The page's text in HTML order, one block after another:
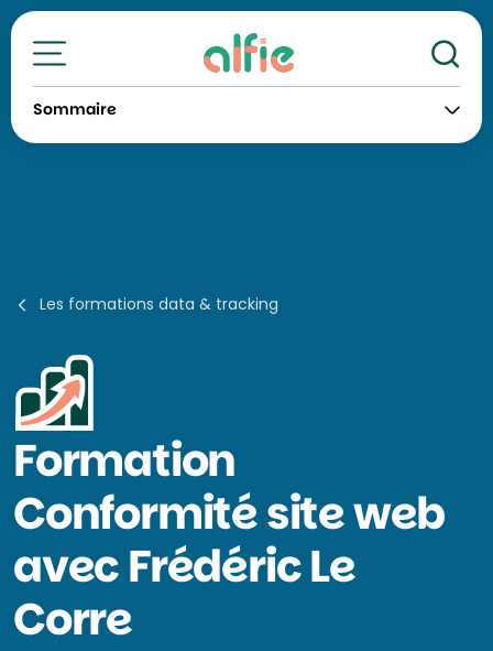
Toutes nos formations
Sommaire
Les formations data & tracking
Formation
Conformité site web
avec Frédéric Le
Corre